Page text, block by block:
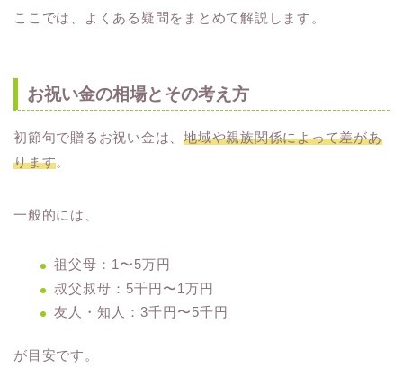
ここでは、よくある疑問をまとめて解説します。
お祝い金の相場とその考え方
初節句で贈るお祝い金は、地域や親族関係によって差があ
ります。
一般的には、
祖父母：1〜5万円
叔父叔母：5千円〜1万円
友人・知人：3千円〜5千円
が目安です。